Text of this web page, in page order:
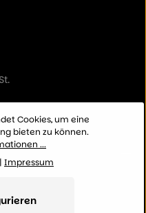
Cookies, um eine
bieten zu können.
...
| Impressum